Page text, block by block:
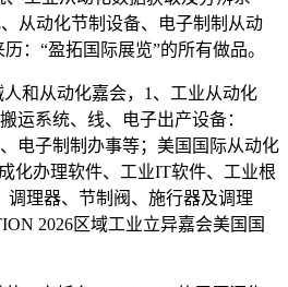
从动化节制设备、电子制制从动
：“盈拓国际展览”的所有做品。
和从动化嘉会，1、工业从动化
运系统、线、电子出产设备：
电子制制办事等；美国国际从动化
化办理软件、工业IT软件、工业根
理器、节制阀、施行器及调理
2026区域工业立异嘉会美国国